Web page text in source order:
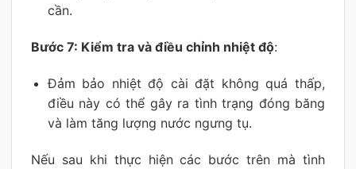
cần.
Bước 7: Kiểm tra và điều chỉnh nhiệt độ:
Đảm bảo nhiệt độ cài đặt không quá thấp,
điều này có thể gây ra tình trạng đóng băng
và làm tăng lượng nước ngưng tụ.
Nếu sau khi thực hiện các bước trên mà tình